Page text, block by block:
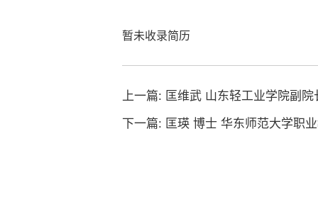
暂未收录简历
上一篇: 匡维武 山东轻工业学院副院
下一篇: 匡瑛 博士 华东师范大学职